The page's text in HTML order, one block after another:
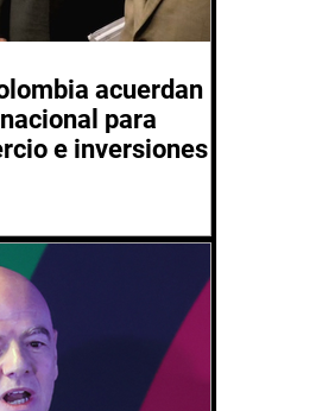
acuerdan
para
e inversiones